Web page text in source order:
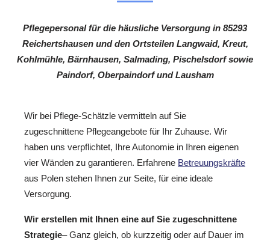
Pflegepersonal für die häusliche Versorgung in 85293
Reichertshausen und den Ortsteilen Langwaid, Kreut,
Kohlmühle, Bärnhausen, Salmading, Pischelsdorf sowie
Paindorf, Oberpaindorf und Lausham
Wir bei Pflege-Schätzle vermitteln auf Sie
zugeschnittene Pflegeangebote für Ihr Zuhause. Wir
haben uns verpflichtet, Ihre Autonomie in Ihren eigenen
vier Wänden zu garantieren. Erfahrene Betreuungskräfte
aus Polen stehen Ihnen zur Seite, für eine ideale
Versorgung.
Wir erstellen mit Ihnen eine auf Sie zugeschnittene
Strategie– Ganz gleich, ob kurzzeitig oder auf Dauer im